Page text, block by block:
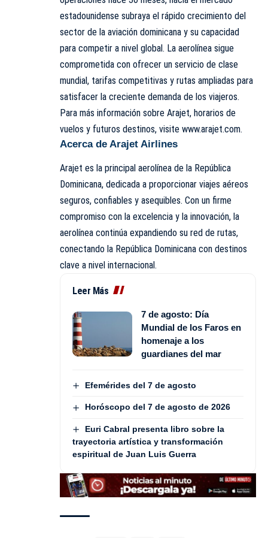
estadounidense subraya el rápido crecimiento del
sector de la aviación dominicana y su capacidad
para competir a nivel global. La aerolínea sigue
comprometida con ofrecer un servicio de clase
mundial, tarifas competitivas y rutas ampliadas para
satisfacer la creciente demanda de los viajeros.
Para más información sobre Arajet, horarios de
vuelos y futuros destinos, visite www.arajet.com.
Acerca de Arajet Airlines
Arajet es la principal aerolínea de la República
Dominicana, dedicada a proporcionar viajes aéreos
seguros, confiables y asequibles. Con un firme
compromiso con la excelencia y la innovación, la
aerolínea continúa expandiendo su red de rutas,
conectando la República Dominicana con destinos
clave a nivel internacional.
Leer Más
7 de agosto: Día
Mundial de los Faros en
homenaje a los
guardianes del mar
Efemérides del 7 de agosto
Horóscopo del 7 de agosto de 2026
Euri Cabral presenta libro sobre la
trayectoria artística y transformación
espiritual de Juan Luis Guerra